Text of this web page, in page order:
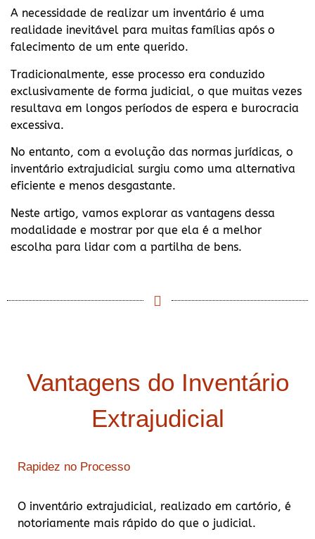
A necessidade de realizar um inventário é uma
realidade inevitável para muitas famílias após o
falecimento de um ente querido.
Tradicionalmente, esse processo era conduzido
exclusivamente de forma judicial, o que muitas vezes
resultava em longos períodos de espera e burocracia
excessiva.
No entanto, com a evolução das normas jurídicas, o
inventário extrajudicial surgiu como uma alternativa
eficiente e menos desgastante.
Neste artigo, vamos explorar as vantagens dessa
modalidade e mostrar por que ela é a melhor
escolha para lidar com a partilha de bens.
Vantagens do Inventário
Extrajudicial
Rapidez no Processo
O inventário extrajudicial, realizado em cartório, é
notoriamente mais rápido do que o judicial.